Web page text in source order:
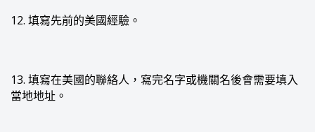
12. 填寫先前的美國經驗。
13. 填寫在美國的聯絡人，寫完名字或機關名後會需要填入
當地地址。